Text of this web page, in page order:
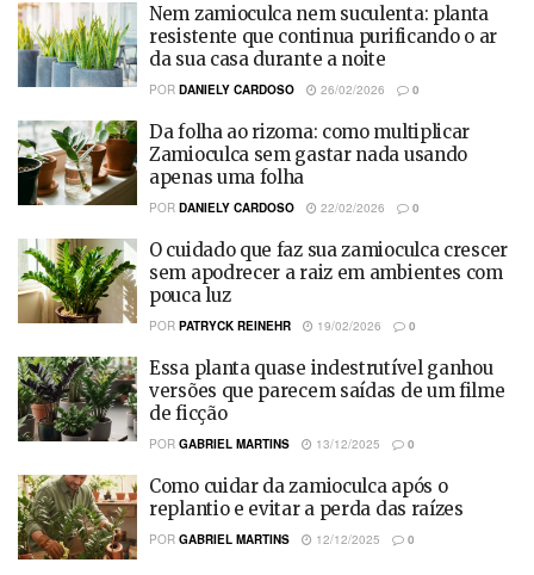
Nem zamioculca nem suculenta: planta
resistente que continua purificando o ar
da sua casa durante a noite
POR DANIELY CARDOSO 26/02/2026 0
Da folha ao rizoma: como multiplicar
Zamioculca sem gastar nada usando
apenas uma folha
POR DANIELY CARDOSO 22/02/2026 0
O cuidado que faz sua zamioculca crescer
sem apodrecer a raiz em ambientes com
pouca luz
POR PATRYCK REINEHR 19/02/2026 0
Essa planta quase indestrutível ganhou
versões que parecem saídas de um filme
de ficção
POR GABRIEL MARTINS 13/12/2025 0
Como cuidar da zamioculca após o
replantio e evitar a perda das raízes
POR GABRIEL MARTINS 12/12/2025 0